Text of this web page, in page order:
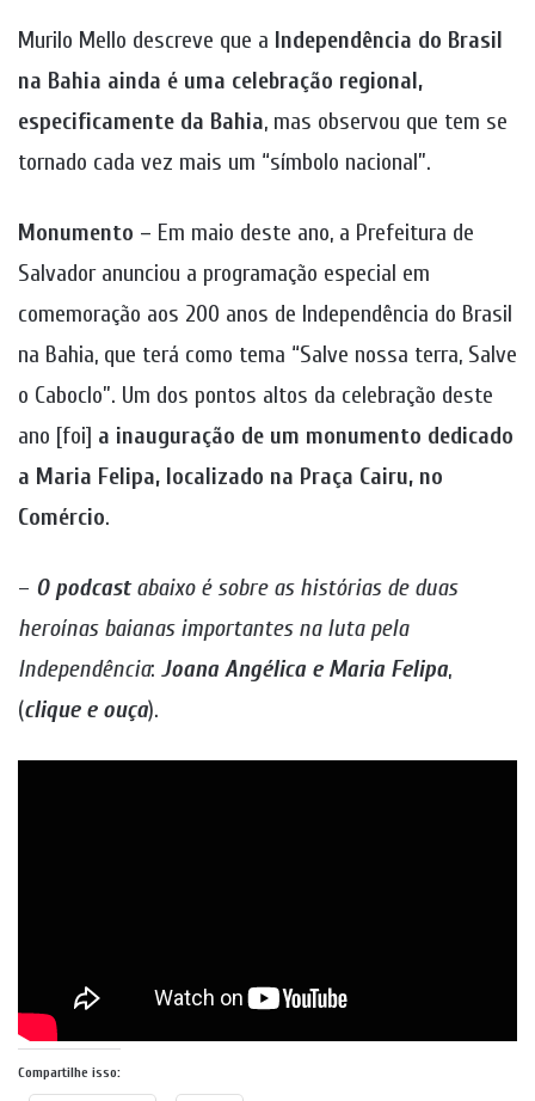
Murilo Mello descreve que a Independência do Brasil
na Bahia ainda é uma celebração regional,
especificamente da Bahia, mas observou que tem se
tornado cada vez mais um “símbolo nacional”.
Monumento – Em maio deste ano, a Prefeitura de
Salvador anunciou a programação especial em
comemoração aos 200 anos de Independência do Brasil
na Bahia, que terá como tema “Salve nossa terra, Salve
o Caboclo”. Um dos pontos altos da celebração deste
ano [foi] a inauguração de um monumento dedicado
a Maria Felipa, localizado na Praça Cairu, no
Comércio.
– O podcastabaixo é sobre as histórias de duas
heroínas baianas importantes na luta pela
Independência: Joana Angélica e Maria Felipa,
(clique e ouça).
Compartilhe isso: